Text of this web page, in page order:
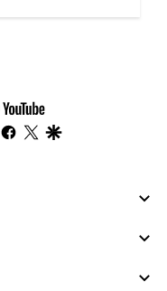
youtube-
footer
instagram
facebook
twitter